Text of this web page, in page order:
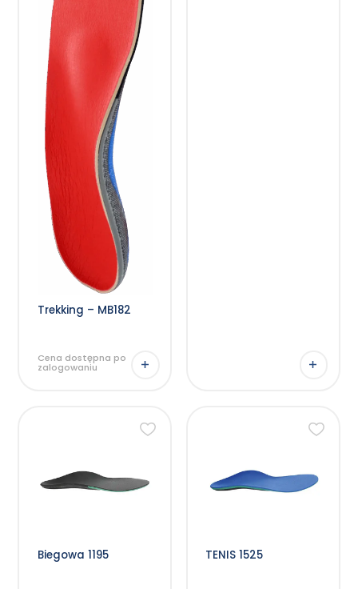
Trekking – MB182
Cena dostępna po
zalogowaniu
Biegowa 1195
wariantów.
Opcje
można
TENIS 1525
wariantów.
Opcje
można